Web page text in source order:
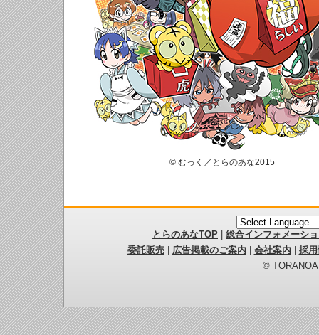
© むっく／とらのあな2015
とらのあなTOP
総合インフォメーシ
委託販売| 広告掲載のご案内| 会社案内| 採
©